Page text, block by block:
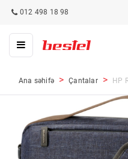
012 498 18 98
Ana səhifə Çantalar HP